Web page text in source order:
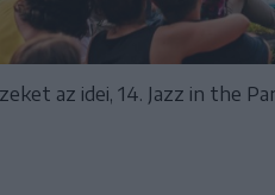
az idei, 14. Jazz in the